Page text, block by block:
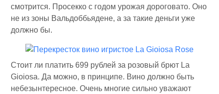
смотрится. Просекко с годом урожая дороговато. Оно
не из зоны Вальдоббьядене, а за такие деньги уже
должно бы.
Стоит ли платить 699 рублей за розовый брют La
Gioiosa. Да можно, в принципе. Вино должно быть
небезынтересное. Очень многие сильно уважают